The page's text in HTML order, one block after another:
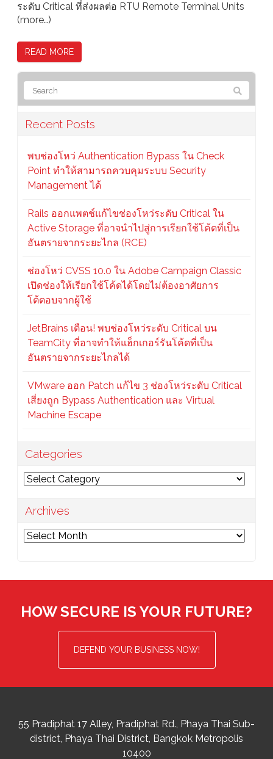
ระดับ Critical ที่ส่งผลต่อ RTU Remote Terminal Units
(more…)
READ MORE
Recent Posts
พบช่องโหว่ Authentication Bypass ใน Check
Point ทำให้สามารถควบคุมระบบ Security
Management ได้
Rails ออกแพตช์แก้ไขช่องโหว่ระดับ Critical ใน
Active Storage ที่อาจนำไปสู่การเรียกใช้โค้ดที่เป็น
อันตรายจากระยะไกล (RCE)
ช่องโหว่ CVSS 10.0 ใน Adobe Campaign Classic
เปิดช่องให้เรียกใช้โค้ดได้โดยไม่ต้องอาศัยการ
โต้ตอบจากผู้ใช้
JetBrains เตือน! พบช่องโหว่ระดับ Critical บน
TeamCity ที่อาจทำให้แฮ็กเกอร์รันโค้ดที่เป็น
อันตรายจากระยะไกลได้
VMware ออก Patch แก้ไข 3 ช่องโหว่ระดับ Critical
เสี่ยงถูก Bypass Authentication และ Virtual
Machine Escape
Categories
Categories
Archives
Archives
HOW SECURE IS YOUR FUTURE?
DEFEND YOUR BUSINESS NOW!
55 Pradiphat 17 Alley, Pradiphat Rd., Phaya Thai Sub-
district Phaya Thai District, Bangkok Metropolis
10400